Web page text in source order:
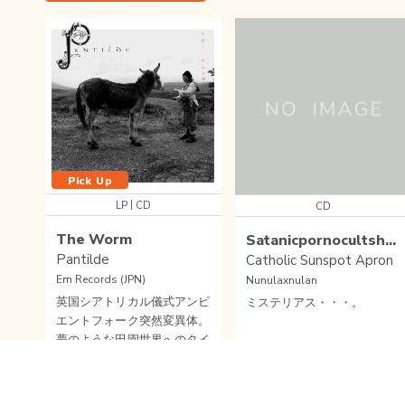
Pick Up
LP| CD
The Worm
Pantilde
Em Records (JPN)
英国シアトリカル儀式アンビ
エントフォーク突然変異体。
夢のような田園世界へのタイ
CD
Satanicpornocultshop
Catholic Sunspot Apron
Nunulaxnulan
ミステリアス・・・。